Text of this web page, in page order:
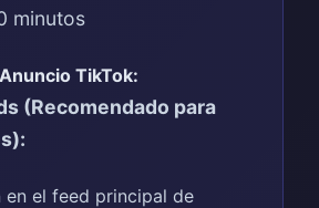
minutos
TikTok:
(Recomendado para
en el feed principal de